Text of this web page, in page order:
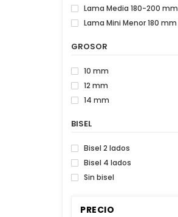
Lama Media 180-200 mm
Lama Mini Menor 180 mm
GROSOR
10 mm
12 mm
14 mm
BISEL
Bisel 2 lados
Bisel 4 lados
Sin bisel
PRECIO